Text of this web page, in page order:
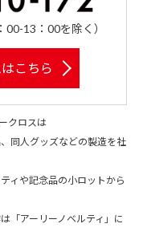
13：00を除く）
こちら
クロスは
同人グッズなどの製造を社
ィや記念品の小ロットから
「アーリーノベルティ」に